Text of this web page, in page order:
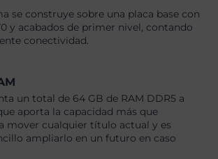
se construye sobre una placa base con
y acabados de primer nivel, contando
conectividad.
un total de 64 GB de RAM DDR5 a
aporta la capacidad más que
mover cualquier título actual y es
ampliarlo en un futuro en caso